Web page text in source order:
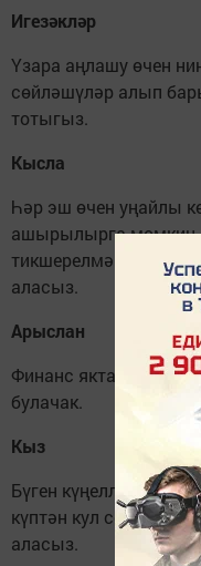
Игезәкләр
Үзара аңлашу өчен
сөйләшүләр алып
тотыгыз.
Кысла
Һәр эш өчен уңайлы
ашырылырга мөмкин.
тикшерелмәгән
аласыз.
Арыслан
Финанс яктан
булачак.
Кыз
Бүген күңелле
күптән кул селтәгән
аласыз.